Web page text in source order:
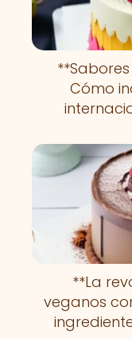
Cómo
**La
veganos